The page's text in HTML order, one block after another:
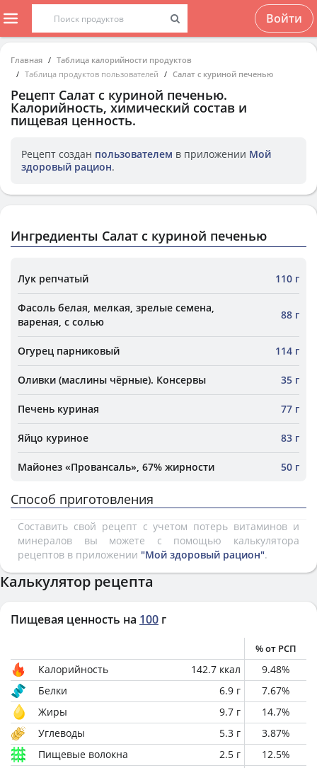
Войти
Главная
Таблица калорийности продуктов
Таблица продуктов пользователей
Салат с куриной печенью
Рецепт Салат с куриной печенью.
Калорийность, химический состав и
пищевая ценность.
Рецепт создан пользователем в приложении Мой
здоровый рацион.
Ингредиенты Салат с куриной печенью
Лук репчатый 110 г
Фасоль белая, мелкая, зрелые семена,
вареная, с солью
88 г
Огурец парниковый 114 г
Оливки (маслины чёрные). Консервы 35 г
Печень куриная 77 г
Яйцо куриное 83 г
Майонез «Провансаль», 67% жирности 50 г
Способ приготовления
Составить свой рецепт с учетом потерь витаминов и
минералов вы можете с помощью калькулятора
рецептов в приложении "Мой здоровый рацион".
Калькулятор рецепта
Пищевая ценность на 100 г
% от РСП
Калорийность 142.7 ккал 9.48%
Белки
6.9 г 7.67%
Жиры
9.7 г 14.7%
Углеводы
5.3 г 3.87%
Пищевые волокна
2.5 г 12.5%